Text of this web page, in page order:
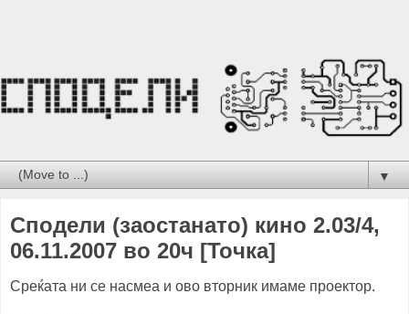
▼
Сподели (заостанато) кино 2.03/4,
06.11.2007 во 20ч [Toчка]
Среќата ни се насмеа и ово вторник имаме проектор.